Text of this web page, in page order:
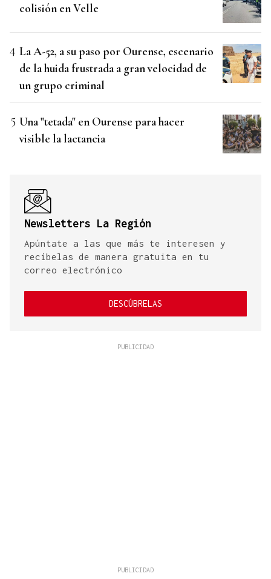
colisión en Velle
La A-52, a su paso por Ourense, escenario
de la huida frustrada a gran velocidad de
un grupo criminal
Una "tetada" en Ourense para hacer
visible la lactancia
Newsletters La Región
Apúntate a las que más te interesen y
recíbelas de manera gratuita en tu
correo electrónico
DESCÚBRELAS